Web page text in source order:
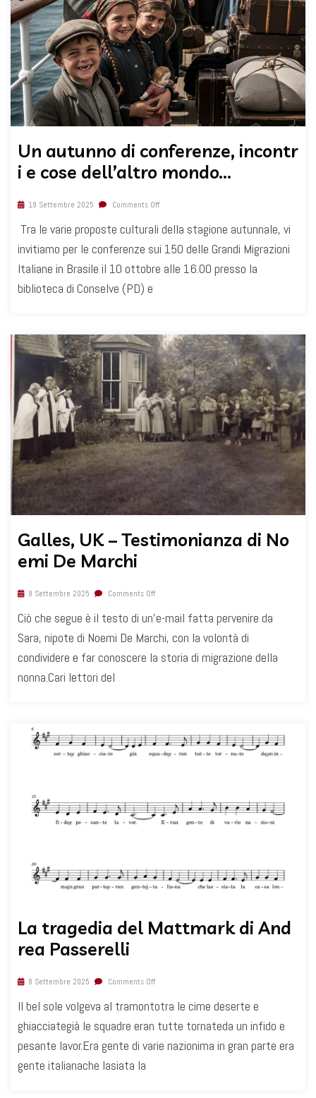
Un autunno di conferenze, incontr
i e cose dell’altro mondo…
19 Settembre 2025 Comments Off
Tra le varie proposte culturali della stagione autunnale, vi
invitiamo per le conferenze sui 150 delle Grandi Migrazioni
Italiane in Brasile il 10 ottobre alle 16.00 presso la
biblioteca di Conselve (PD) e
Galles, UK – Testimonianza di No
emi De Marchi
8 Settembre 2025 Comments Off
Ciò che segue è il testo di un’e-mail fatta pervenire da
Sara, nipote di Noemi De Marchi, con la volontà di
condividere e far conoscere la storia di migrazione della
nonna.Cari lettori del
La tragedia del Mattmark di And
rea Passerelli
8 Settembre 2025 Comments Off
Il bel sole volgeva al tramontotra le cime deserte e
ghiacciategià le squadre eran tutte tornateda un infido e
pesante lavor.Era gente di varie nazionima in gran parte era
gente italianache lasiata la